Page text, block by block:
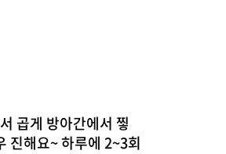
곱게 방아간에서 찧
진해요~ 하루에 2~3회